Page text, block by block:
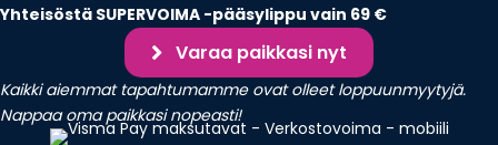
Yhteisöstä SUPERVOIMA -pääsylippu vain 69 €
Varaa paikkasi nyt
Kaikki aiemmat tapahtumamme ovat olleet loppuunmyytyjä.
Nappaa oma paikkasi nopeasti!